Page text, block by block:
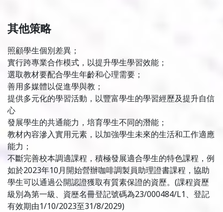
其他策略
照顧學生個別差異；
實行跨專業合作模式，以提升學生學習效能；
選取教材要配合學生年齡和心理需要；
善用多媒體以促進學與教；
提供多元化的學習活動，以豐富學生的學習經歷及提升自信
心
發展學生的共通能力，培育學生不同的潛能；
教材內容滲入實用元素，以加強學生未來的生活和工作適應
能力；
不斷完善校本調適課程，積極發展適合學生的特色課程，例
如於2023年10月開始營辦咖啡調製員助理證書課程，協助
學生可以通過公開認證獲取有質素保證的資歷。(課程資歷
級別為第一級、資歷名冊登記號碼為23/000484/L1、登記
有效期由1/10/2023至31/8/2029)